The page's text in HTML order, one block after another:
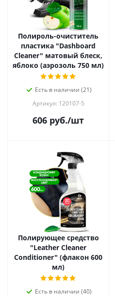
Полироль-очиститель
пластика "Dashboard
Cleaner" матовый блеск,
яблоко (аэрозоль 750 мл)
Есть в наличии (21)
Артикул: 120107-5
606 руб./шт
Полирующее средство
"Leather Cleaner
Conditioner" (флакон 600
мл)
Есть в наличии (40)